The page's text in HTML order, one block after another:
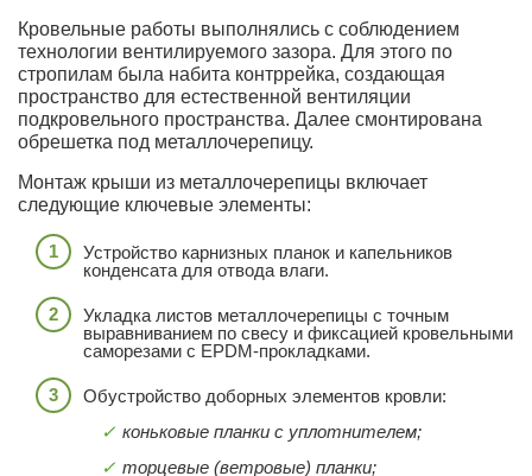
Кровельные работы выполнялись с соблюдением
технологии вентилируемого зазора. Для этого по
стропилам была набита контррейка, создающая
пространство для естественной вентиляции
подкровельного пространства. Далее смонтирована
обрешетка под металлочерепицу.
Монтаж крыши из металлочерепицы включает
следующие ключевые элементы:
Устройство карнизных планок и капельников
конденсата для отвода влаги.
Укладка листов металлочерепицы с точным
выравниванием по свесу и фиксацией кровельными
саморезами с EPDM-прокладками.
Обустройство доборных элементов кровли:
коньковые планки с уплотнителем;
торцевые (ветровые) планки;